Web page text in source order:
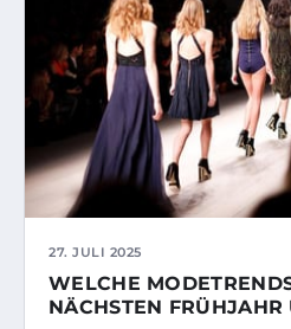
27. JULI 2025
WELCHE
NÄCHSTEN FRÜHJAHR